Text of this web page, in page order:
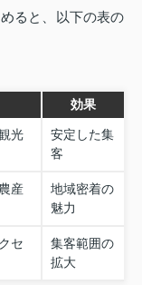
ると、以下の表の
効果
光
安定した集
客
産
地域密着の
魅力
セ
集客範囲の
拡大